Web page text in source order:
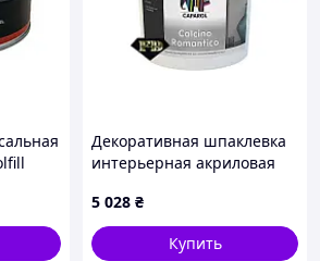
Декоративная шпаклевка
интерьерная акриловая
Romantico II Белая 14 кг
5 028 ₴
Купить